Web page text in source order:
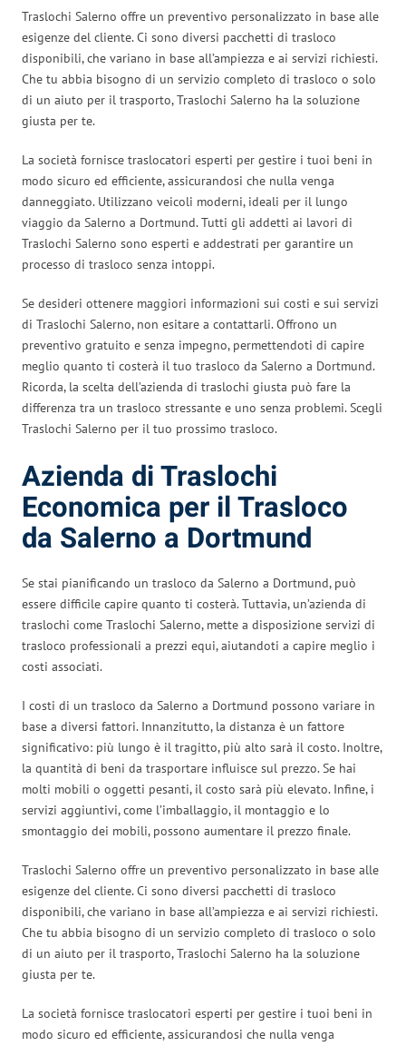
Traslochi Salerno offre un preventivo personalizzato in base alle
esigenze del cliente. Ci sono diversi pacchetti di trasloco
disponibili, che variano in base all’ampiezza e ai servizi richiesti.
Che tu abbia bisogno di un servizio completo di trasloco o solo
di un aiuto per il trasporto, Traslochi Salerno ha la soluzione
giusta per te.
La società fornisce traslocatori esperti per gestire i tuoi beni in
modo sicuro ed efficiente, assicurandosi che nulla venga
danneggiato. Utilizzano veicoli moderni, ideali per il lungo
viaggio da Salerno a Dortmund. Tutti gli addetti ai lavori di
Traslochi Salerno sono esperti e addestrati per garantire un
processo di trasloco senza intoppi.
Se desideri ottenere maggiori informazioni sui costi e sui servizi
di Traslochi Salerno, non esitare a contattarli. Offrono un
preventivo gratuito e senza impegno, permettendoti di capire
meglio quanto ti costerà il tuo trasloco da Salerno a Dortmund.
Ricorda, la scelta dell’azienda di traslochi giusta può fare la
differenza tra un trasloco stressante e uno senza problemi. Scegli
Traslochi Salerno per il tuo prossimo trasloco.
Azienda di Traslochi
Economica per il Trasloco
da Salerno a Dortmund
Se stai pianificando un trasloco da Salerno a Dortmund, può
essere difficile capire quanto ti costerà. Tuttavia, un’azienda di
traslochi come Traslochi Salerno, mette a disposizione servizi di
trasloco professionali a prezzi equi, aiutandoti a capire meglio i
costi associati.
I costi di un trasloco da Salerno a Dortmund possono variare in
base a diversi fattori. Innanzitutto, la distanza è un fattore
significativo: più lungo è il tragitto, più alto sarà il costo. Inoltre,
la quantità di beni da trasportare influisce sul prezzo. Se hai
molti mobili o oggetti pesanti, il costo sarà più elevato. Infine, i
servizi aggiuntivi, come l’imballaggio, il montaggio e lo
smontaggio dei mobili, possono aumentare il prezzo finale.
Traslochi Salerno offre un preventivo personalizzato in base alle
esigenze del cliente. Ci sono diversi pacchetti di trasloco
disponibili, che variano in base all’ampiezza e ai servizi richiesti.
Che tu abbia bisogno di un servizio completo di trasloco o solo
di un aiuto per il trasporto, Traslochi Salerno ha la soluzione
giusta per te.
La società fornisce traslocatori esperti per gestire i tuoi beni in
modo sicuro ed efficiente, assicurandosi che nulla venga